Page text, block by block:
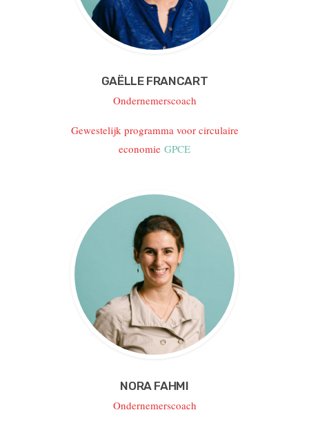
GAËLLE FRANCART
Ondernemerscoach
Gewestelijk programma voor circulaire
economie GPCE
NORA FAHMI
Ondernemerscoach